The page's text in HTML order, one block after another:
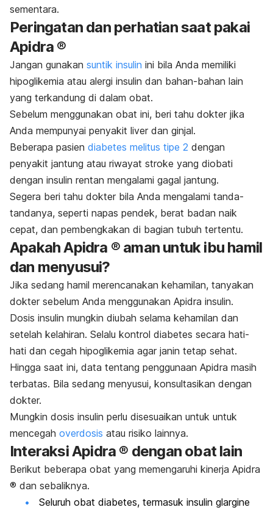
sementara.
Peringatan dan perhatian saat pakai
Apidra ®
Jangan gunakan suntik insulin ini bila Anda memiliki
hipoglikemia atau alergi insulin dan bahan-bahan lain
yang terkandung di dalam obat.
Sebelum menggunakan obat ini, beri tahu dokter jika
Anda mempunyai penyakit liver dan ginjal.
Beberapa pasien diabetes melitus tipe 2 dengan
penyakit jantung atau riwayat stroke yang diobati
dengan insulin rentan mengalami gagal jantung.
Segera beri tahu dokter bila Anda mengalami tanda-
tandanya, seperti napas pendek, berat badan naik
cepat, dan pembengkakan di bagian tubuh tertentu.
Apakah Apidra ® aman untuk ibu hamil
dan menyusui?
Jika sedang hamil merencanakan kehamilan, tanyakan
dokter sebelum Anda menggunakan Apidra insulin.
Dosis insulin mungkin diubah selama kehamilan dan
setelah kelahiran. Selalu kontrol diabetes secara hati-
hati dan cegah hipoglikemia agar janin tetap sehat.
Hingga saat ini, data tentang penggunaan Apidra masih
terbatas. Bila sedang menyusui, konsultasikan dengan
dokter.
Mungkin dosis insulin perlu disesuaikan untuk untuk
mencegah overdosis atau risiko lainnya.
Interaksi Apidra ® dengan obat lain
Berikut beberapa obat yang memengaruhi kinerja Apidra
® dan sebaliknya.
Seluruh obat diabetes, termasuk insulin glargine